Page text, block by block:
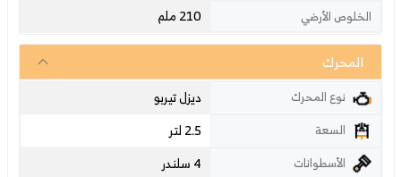
الخلوص الأرضي 210 ملم
المحرك
نوع المحرك ديزل تيربو
السعة 2.5 لتر
الأسطوانات 4 سلندر